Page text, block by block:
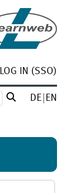
LOG IN (SSO)
DE EN